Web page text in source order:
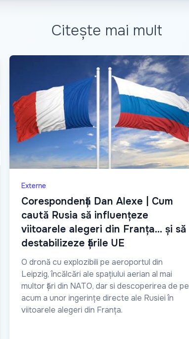
Citește mai mult
Externe
Сorespondență Dan Alexe | Cum
caută Rusia să influențeze
viitoarele alegeri din Franța… și să
destabilizeze țările UE
O dronă cu explozibili pe aeroportul din
Leipzig, încălcări ale spațiului aerian al mai
multor țări din NATO, dar si descoperirea de pe
acum a unor ingerințe directe ale Rusiei în
viitoarele alegeri din Franța.